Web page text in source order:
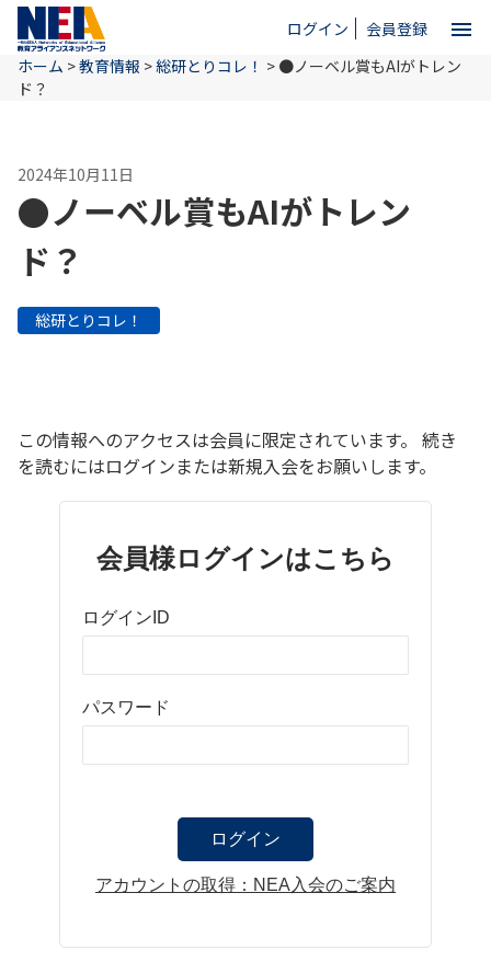
ログイン 会員登録 menu
ホーム
NEAとは
教育情報
ホーム >教育情報 >総研とりコレ！ > ●ノーベル賞もAIがトレン
ド？
2024年10月11日
●ノーベル賞もAIがトレン
ド？
総研とりコレ！
この情報へのアクセスは会員に限定されています。 続き
を読むにはログインまたは新規入会をお願いします。
会員様ログインはこちら
ログインID
パスワード
アカウントの取得：NEA入会のご案内